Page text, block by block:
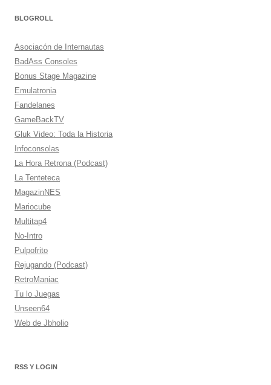
BLOGROLL
Asociacón de Internautas
BadAss Consoles
Bonus Stage Magazine
Emulatronia
Fandelanes
GameBackTV
Gluk Video: Toda la Historia
Infoconsolas
La Hora Retrona (Podcast)
La Tenteteca
MagazinNES
Mariocube
Multitap4
No-Intro
Pulpofrito
Rejugando (Podcast)
RetroManiac
Tu lo Juegas
Unseen64
Web de Jbholio
RSS Y LOGIN